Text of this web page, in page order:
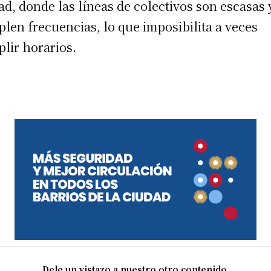
donde las líneas de colectivos son escasas
frecuencias, lo que imposibilita a veces
horarios.